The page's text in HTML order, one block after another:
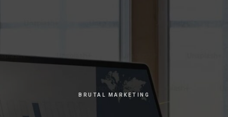
BRUTAL MARKETING